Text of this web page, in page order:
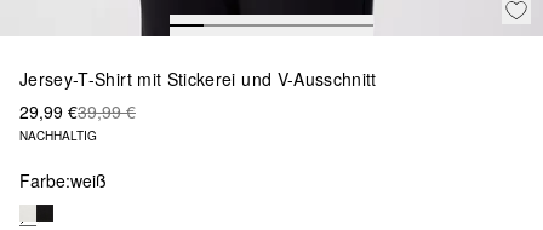
Jersey-T-Shirt mit Stickerei und V-Ausschnitt
29,99 €39,99 €
NACHHALTIG
Farbe:weiß